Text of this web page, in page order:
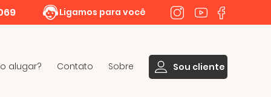
Ligamos para você
alugar? Contato Sobre Sou cliente